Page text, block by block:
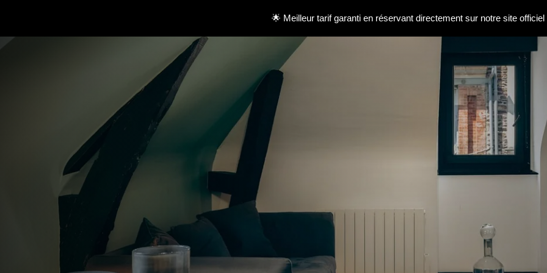
🌟 Meilleur tarif garanti en réservant directement sur notre site officiel